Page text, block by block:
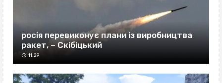
росія перевиконує плани із виробництва
ракет, – Скібіцький
11:29